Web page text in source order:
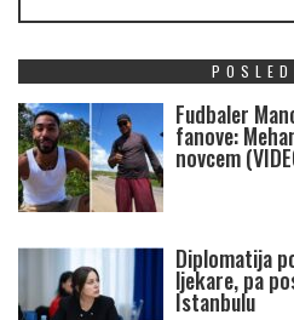
Fudbaler
fanove:
novcem
Diplomatija
ljekare, pa
Istanbulu